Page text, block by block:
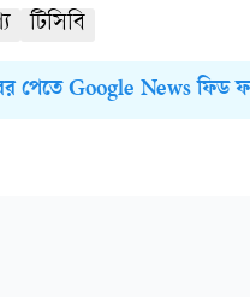
টিসিবি
পেতে Google News ফিড